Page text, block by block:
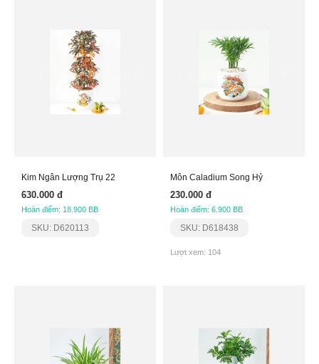
Kim Ngân Lượng Trụ 22
630.000 đ
Hoàn điểm: 18.900 BB
SKU: D620113
Môn Caladium Song Hỷ
230.000 đ
Hoàn điểm: 6.900 BB
SKU: D618438
Lượt xem: 104